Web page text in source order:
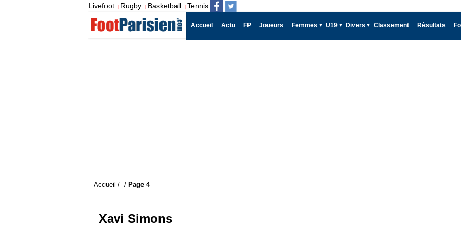
Livefoot | Rugby | Basketball | Tennis
Accueil Actu FP Joueurs Femmes U19 Divers Classement Résultats
Accueil / / Page 4
Xavi Simons